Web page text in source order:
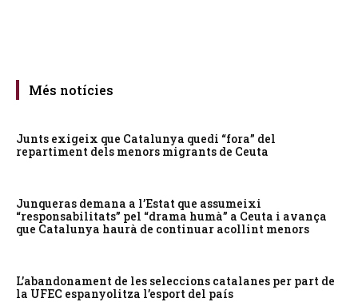
Més notícies
Junts exigeix que Catalunya quedi “fora” del
repartiment dels menors migrants de Ceuta
Junqueras demana a l’Estat que assumeixi
“responsabilitats” pel “drama humà” a Ceuta i avança
que Catalunya haurà de continuar acollint menors
L’abandonament de les seleccions catalanes per part de
la UFEC espanyolitza l’esport del país